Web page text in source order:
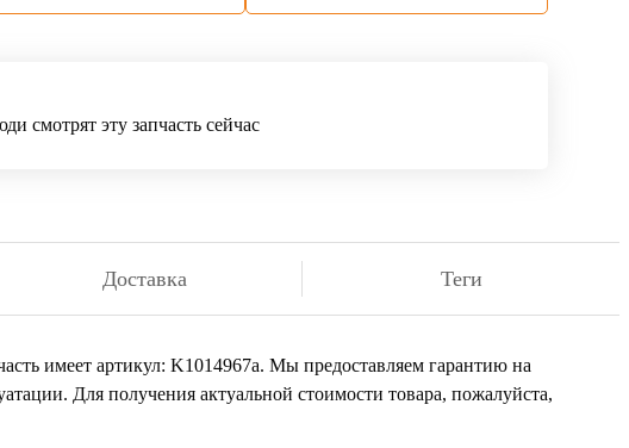
смотрят эту запчасть сейчас
Доставка Теги
имеет артикул: K1014967а. Мы предоставляем гарантию на
Для получения актуальной стоимости товара, пожалуйста,